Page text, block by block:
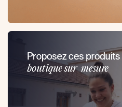
Proposez ces
boutique sur-mesure